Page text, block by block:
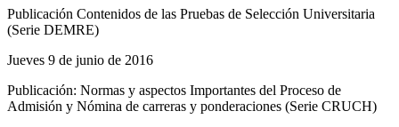
Publicación Contenidos de las Pruebas de Selección Universitaria
(Serie DEMRE)
Jueves 9 de junio de 2016
Publicación: Normas y aspectos Importantes del Proceso de
Admisión y Nómina de carreras y ponderaciones (Serie CRUCH)